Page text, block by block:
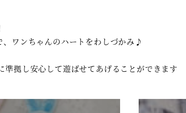
ワンちゃんのハートをわしづかみ♪
拠し安心して遊ばせてあげることができます